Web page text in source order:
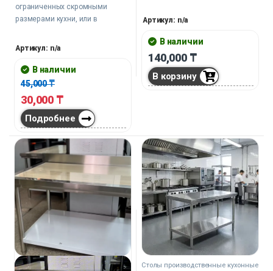
ограниченных скромными
размерами кухни, или в
поверхности в крупных цехах
Артикул: n/a
В наличии
45,000₸
30,000 ₸
Подробнее
обеспечивая комфорт и чистоту
Артикул: n/a
В наличии
140,000 ₸
В корзину
Столы производственные кухонные